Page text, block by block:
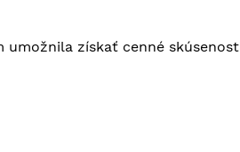
získať cenné